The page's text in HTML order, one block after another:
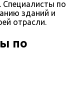
Специалисты по
зданий и
отрасли.
по